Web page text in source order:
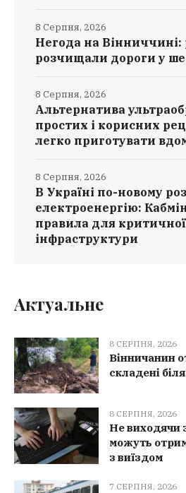
Негода на Вінниччині:
розчищали дороги у
8 Серпня, 2026
Альтернатива
простих і корисних
легко приготувати
8 Серпня, 2026
В Україні по-новому
електроенергію:
правила для критичної
інфраструктури
8 Серпня, 2026
Актуальне
8 СЕРПНЯ, 2026
Вінничанин
складені
8 СЕРПНЯ, 2026
Не виходячи
можуть
з виїздом
7 СЕРПНЯ, 2026